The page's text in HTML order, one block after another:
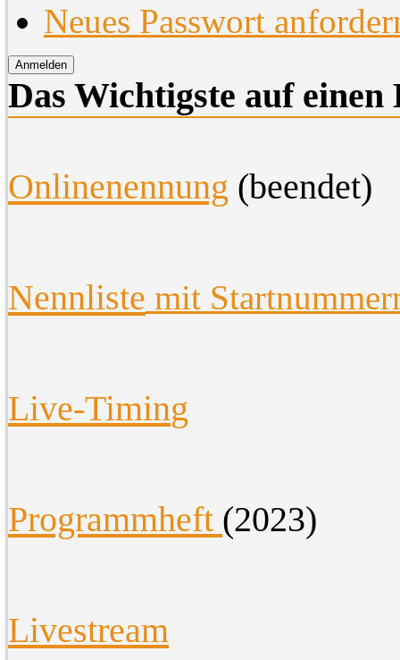
Neues Passwort
Das Wichtigste auf einen
Onlinenennung (beendet)
Nennliste mit
Live-Timing
Programmheft (2023)
Livestream